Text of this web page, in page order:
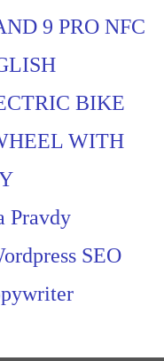
9 PRO NFC
BIKE
WITH
Pravdy
SEO